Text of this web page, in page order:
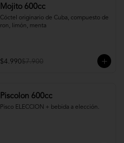
Mojito 600cc
Cóctel originario de Cuba, compuesto de
ron, limón, menta
$4.990$7.900
Piscolon 600cc
Pisco ELECCION + bebida a elección.